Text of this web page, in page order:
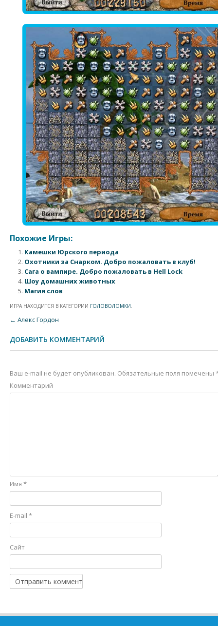
Похожие Игры:
Камешки Юрского периода
Охотники за Снарком. Добро пожаловать в клуб!
Сага о вампире. Добро пожаловать в Hell Lock
Шоу домашних животных
Магия слов
ИГРА НАХОДИТСЯ В КАТЕГОРИИ ГОЛОВОЛОМКИ.
Post navigation
← Алекс Гордон
ДОБАВИТЬ КОММЕНТАРИЙ
Ваш e-mail не будет опубликован. Обязательные поля помечены
Комментарий
Имя *
E-mail *
Сайт